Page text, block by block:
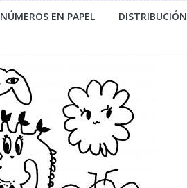
NÚMEROS EN PAPEL DISTRIBUCIÓN